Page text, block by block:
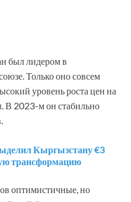
был лидером в
Только оно совсем
уровень роста цен на
В 2023-м он стабильно
Кыргызстану €3
трансформацию
оптимистичные, но